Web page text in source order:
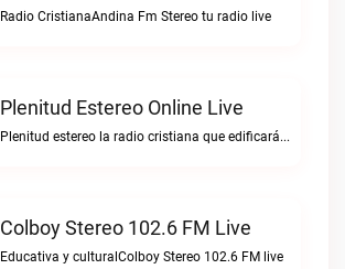
Radio CristianaAndina Fm Stereo tu radio live
Plenitud Estereo Online Live
Plenitud estereo la radio cristiana que edificará tu vida.Plenitud Estereo Online live
Colboy Stereo 102.6 FM Live
Educativa y culturalColboy Stereo 102.6 FM live